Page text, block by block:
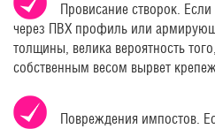
Провисание створок.
через ПВХ профиль или
толщины, велика вероятность
собственным весом вырвет
Повреждения импостов.